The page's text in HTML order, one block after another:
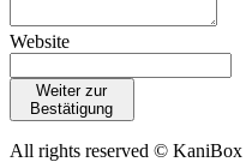
Website
Weiter zur
Bestätigung
All rights reserved © KaniBox